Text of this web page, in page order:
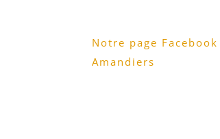
Notre page
Amandiers